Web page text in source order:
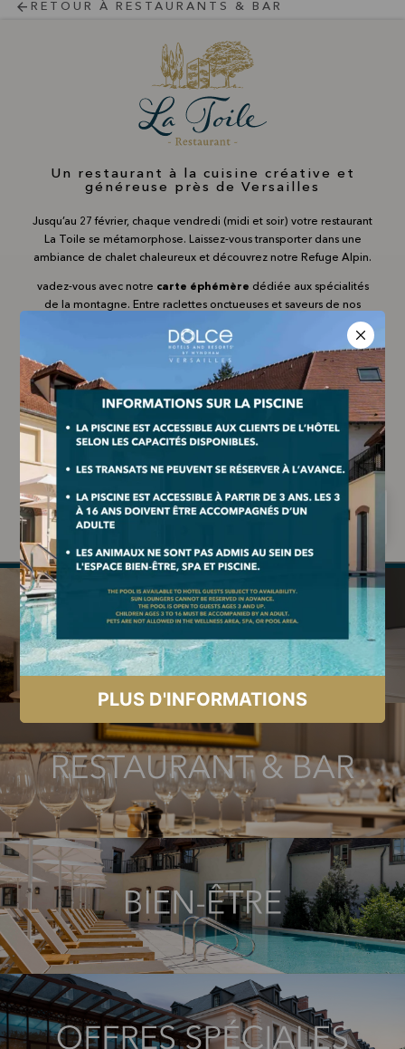
RETOUR À RESTAURANTS & BAR
Un restaurant à la cuisine créative et
généreuse près de Versailles
Jusqu’au 27 février, chaque vendredi (midi et soir) votre restaurant
La Toile se métamorphose. Laissez-vous transporter dans une
ambiance de chalet chaleureux et découvrez notre Refuge Alpin.
vadez-vous avec notre carte éphémère dédiée aux spécialités
de la montagne. Entre raclettes onctueuses et saveurs de nos
sommets, nous vous promettons un moment de partage convivial
et réconfortant.
Pour un moment encore plus magique, profitez de notrebulle
privatisablechauffée, pour dîner intime avec vue sur notre
Cèdre Bicentenaire.
+33 (0)1 73 95 60 00| restauration@dolcehotelversailles.com
VOIR LA CARTE